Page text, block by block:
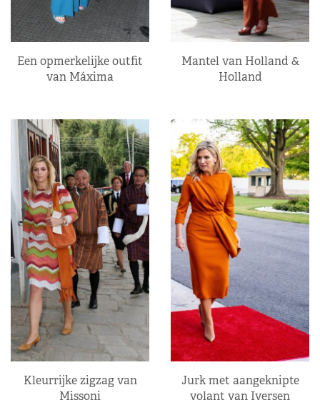
Een opmerkelijke outfit
van Máxima
Mantel van Holland &
Holland
Kleurrijke zigzag van
Missoni
Jurk met aangeknipte
volant van Iversen